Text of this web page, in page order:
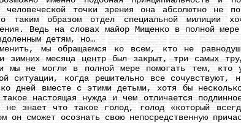
человеческой точки зрения она абсолютно не
образом отдел специальной милиции
Ведь на словах майор Мищенко в полной
детям, но…
мы обращаемся ко всем, кто не
зимних месяца центр был закрыт, три самых
мы не могли в полной мере помогать тем, кто
ситуации, когда решительно все сочувствуют,
дней вместе с этими детьми, хотя бы
настоящая нужда и чем отличается
знает что такое голод, голод «который
сможет осознать свою непосредственную